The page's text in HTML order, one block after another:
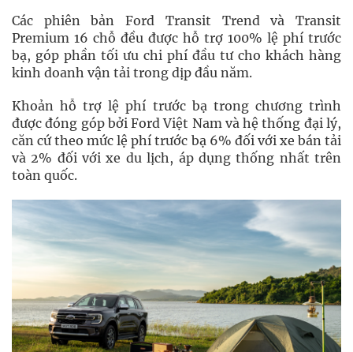
Các phiên bản Ford Transit Trend và Transit
Premium 16 chỗ đều được hỗ trợ 100% lệ phí trước
bạ, góp phần tối ưu chi phí đầu tư cho khách hàng
kinh doanh vận tải trong dịp đầu năm.
Khoản hỗ trợ lệ phí trước bạ trong chương trình
được đóng góp bởi Ford Việt Nam và hệ thống đại lý,
căn cứ theo mức lệ phí trước bạ 6% đối với xe bán tải
và 2% đối với xe du lịch, áp dụng thống nhất trên
toàn quốc.